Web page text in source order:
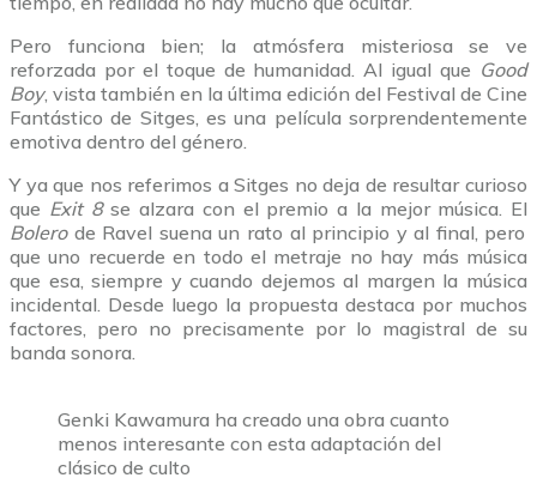
Pero funciona bien; la atmósfera misteriosa se ve
reforzada por el toque de humanidad. Al igual que Good
Boy, vista también en la última edición del Festival de Cine
Fantástico de Sitges, es una película sorprendentemente
emotiva dentro del género.
Y ya que nos referimos a Sitges no deja de resultar curioso
que Exit 8se alzara con el premio a la mejor música. El
Bolero de Ravel suena un rato al principio y al final, pero
que uno recuerde en todo el metraje no hay más música
que esa, siempre y cuando dejemos al margen la música
incidental. Desde luego la propuesta destaca por muchos
factores, pero no precisamente por lo magistral de su
banda sonora.
Genki Kawamura ha creado una obra cuanto
menos interesante con esta adaptación del
clásico de culto